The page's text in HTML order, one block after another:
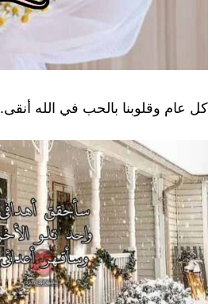
كل عام وقلوبنا بالحب في الله أنقى.